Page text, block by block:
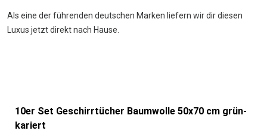
Als eine der führenden deutschen Marken liefern wir dir diesen
Luxus jetzt direkt nach Hause.
10er Set Geschirrtücher Baumwolle 50x70 cm grün-
kariert